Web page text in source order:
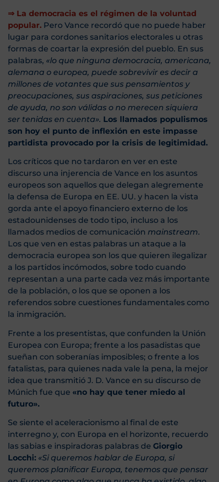
⇒ La democracia es el régimen de la voluntad
popular. Pero Vance recordó que no puede haber
lugar para cordones sanitarios electorales u otras
formas de coartar la expresión del pueblo. En sus
palabras, «lo que ninguna democracia, americana,
alemana o europea, puede sobrevivir es decir a
millones de votantes que sus pensamientos y
preocupaciones, sus aspiraciones, sus peticiones
de ayuda, no son válidas o no merecen siquiera
ser tenidas en cuenta». Los llamados populismos
son hoy el punto de inflexión en este impasse
partidista provocado por la crisis de legitimidad.
Los críticos que no tardaron en ver en este
discurso una injerencia de Vance en los asuntos
europeos son aquellos que delegan alegremente
la defensa de Europa en EE. UU. y hacen la vista
gorda ante el apoyo financiero externo de los
estadounidenses de todo tipo, incluso a los
llamados medios de comunicación mainstream.
Los que ven en estas palabras un ataque a la
democracia europea son los que quieren ilegalizar
a los partidos incómodos, sobre todo cuando
representan a una parte cada vez más importante
de la población, o los que se oponen a los
referendos sobre cuestiones fundamentales como
la inmigración.
Frente a los presentistas, que confunden la Unión
Europea con Europa; frente a los pasadistas que
sueñan con soberanías imposibles; o frente a los
fatalistas, para quienes nada vale la pena, la mejor
idea que transmitió J. D. Vance en su discurso de
Múnich fue que «no hay que tener miedo al
futuro».
Se siente el aceleracionismo al final de este
interregno y, con Europa en el horizonte, recuerdo
las sabias e inspiradoras palabras de Giorgio
Locchi: «Si queremos hablar de Europa, si
queremos planificar Europa, tenemos que pensar